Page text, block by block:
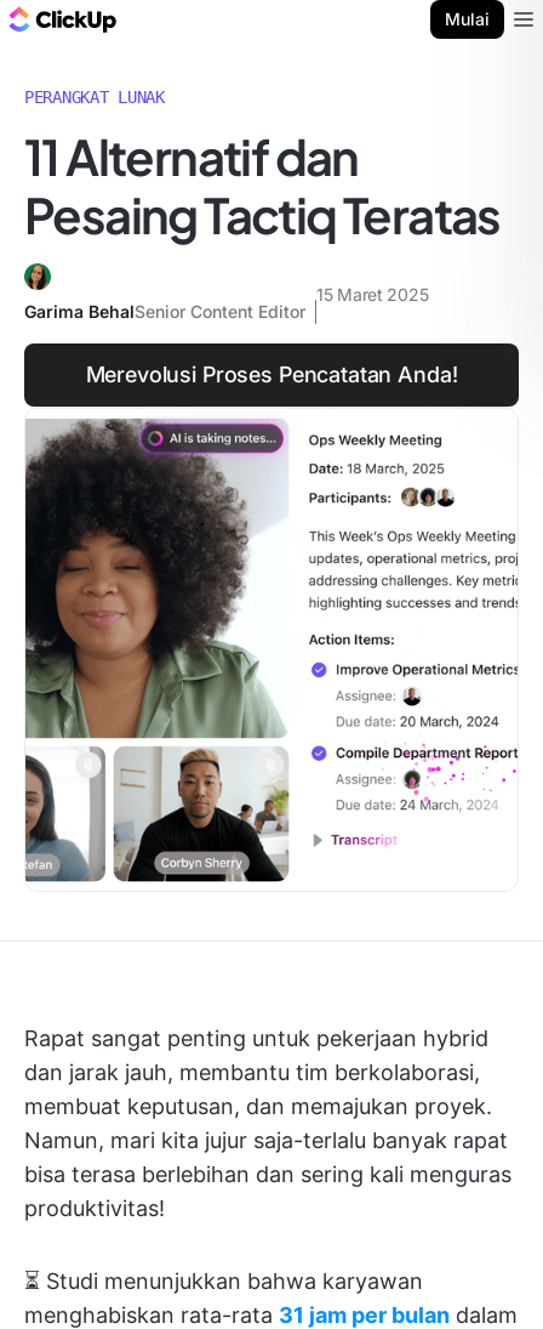
Mulai
PERANGKAT LUNAK
11 Alternatif dan
Pesaing Tactiq Teratas
Garima BehalSenior Content Editor
15 Maret 2025
Merevolusi Proses Pencatatan Anda!
Rapat sangat penting untuk pekerjaan hybrid
dan jarak jauh, membantu tim berkolaborasi,
membuat keputusan, dan memajukan proyek.
Namun, mari kita jujur saja-terlalu banyak rapat
bisa terasa berlebihan dan sering kali menguras
produktivitas!
⏳ Studi menunjukkan bahwa karyawan
menghabiskan rata-rata 31 jam per bulan dalam